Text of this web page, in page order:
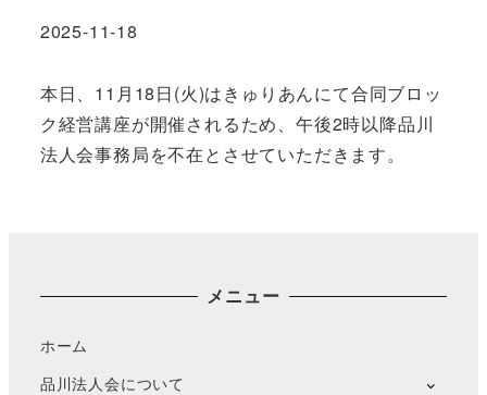
2025-11-18
本日、11月18日(火)はきゅりあんにて合同ブロッ
ク経営講座が開催されるため、午後2時以降品川
法人会事務局を不在とさせていただきます。
メニュー
ホーム
品川法人会について